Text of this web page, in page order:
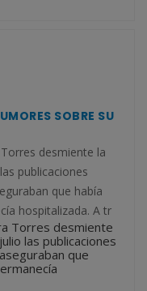
SOBRE SU
desmiente la
publicaciones
que había
hospitalizada. A tr
Torres desmiente
las publicaciones
que